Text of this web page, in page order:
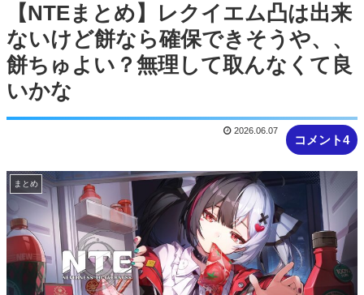
【NTEまとめ】レクイエム凸は出来
ないけど餅なら確保できそうや、、
餅ちゅよい？無理して取んなくて良
いかな
コメント4
2026.06.07
まとめ